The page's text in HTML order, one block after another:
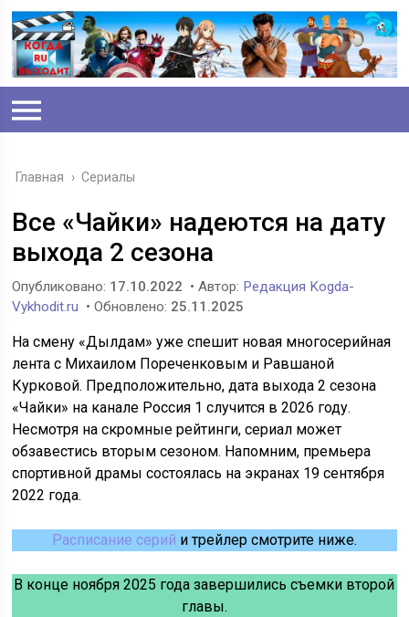
Главная › Сериалы
Все «Чайки» надеются на дату
выхода 2 сезона
Опубликовано: 17.10.2022 • Автор: Редакция Kogda-
Vykhodit.ru • Обновлено: 25.11.2025
На смену «Дылдам» уже спешит новая многосерийная
лента с Михаилом Пореченковым и Равшаной
Курковой. Предположительно, дата выхода 2 сезона
«Чайки» на канале Россия 1 случится в 2026 году.
Несмотря на скромные рейтинги, сериал может
обзавестись вторым сезоном. Напомним, премьера
спортивной драмы состоялась на экранах 19 сентября
2022 года.
Расписание серий и трейлер смотрите ниже.
В конце ноября 2025 года завершились съемки второй
главы.